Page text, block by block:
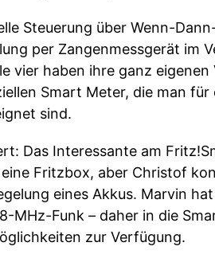
Steuerung über Wenn-
per Zangenmessgerät im
vier haben ihre ganz
Smart Meter, die man für
sind.
Das Interessante am
Fritzbox, aber Christof
eines Akkus. Marvin
MHz-Funk – daher in die
zur Verfügung.